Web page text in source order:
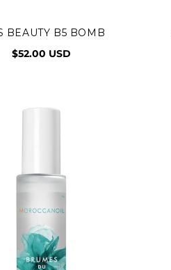
Vista rápida
BEAUTY B5 BOMB
$52.00 USD